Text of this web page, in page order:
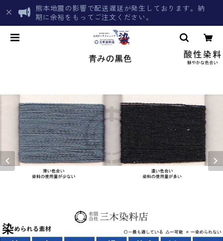
熊本地震の影響で配送遅延が発生しております。納
期に余裕をもってご注文ください。